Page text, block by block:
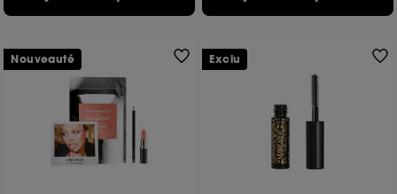
Nouveauté Exclu